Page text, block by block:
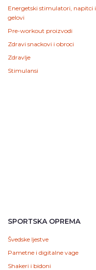
Energetski stimulatori, napitci i
gelovi
Pre-workout proizvodi
Zdravi snackovi i obroci
Zdravlje
Stimulansi
SPORTSKA OPREMA
Švedske ljestve
Pametne i digitalne vage
Shakeri i bidoni